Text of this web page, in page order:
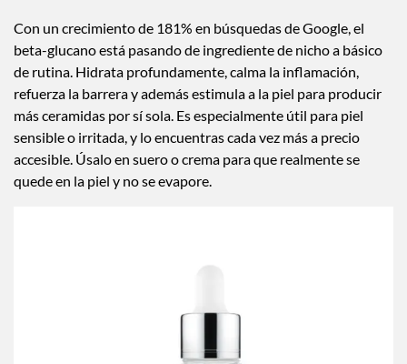
Con un crecimiento de 181% en búsquedas de Google, el
beta-glucano está pasando de ingrediente de nicho a básico
de rutina. Hidrata profundamente, calma la inflamación,
refuerza la barrera y además estimula a la piel para producir
más ceramidas por sí sola. Es especialmente útil para piel
sensible o irritada, y lo encuentras cada vez más a precio
accesible. Úsalo en suero o crema para que realmente se
quede en la piel y no se evapore.